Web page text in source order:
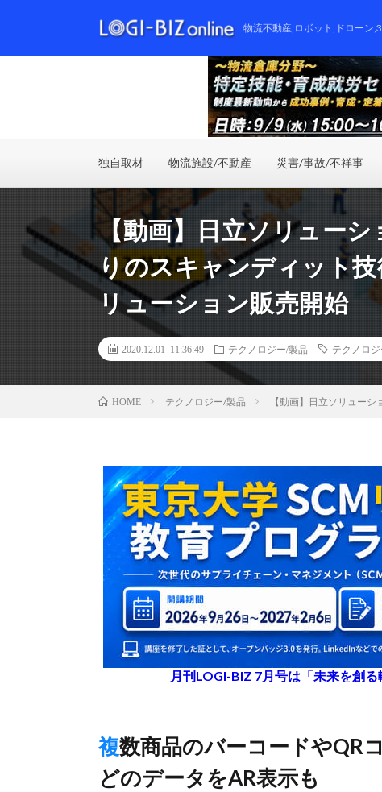
物流不動産,ロボット,ドローン
独自取材 物流施設/不動産 災害/事故/不祥事
【動画】日立ソリュー
りのスキャンディット
リューション販売開始
2020.12.01 11:36:49 テクノロジー/製品 テクノロジ
HOME テクノロジー/製品 【動画】日立ソリュー
月刊LOGI-BIZ 7月号は「未来を創
複数商品のバーコードやQRコードを一括スキャン、出荷先な
どのデータをAR表示も